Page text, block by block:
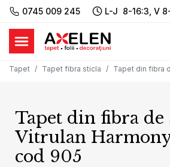
0745 009 245 L-J 8-16:3, V
Tapet Tapet fibra sticla Tapet din fibra
Tapet din fibra de
Vitrulan
cod 905